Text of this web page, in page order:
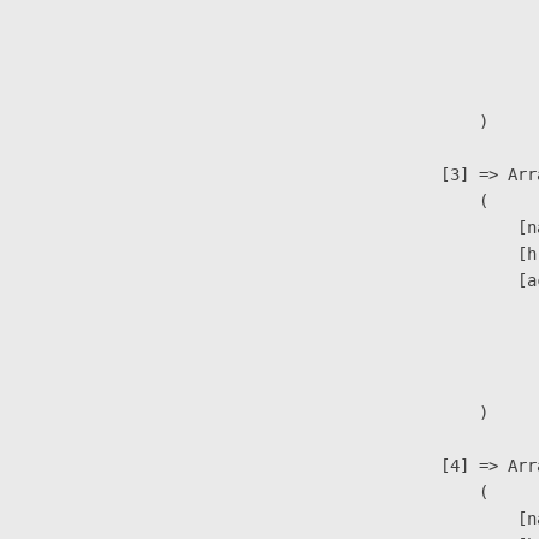
                        )
[3] =>
                        (
                        )
[4] =>
                        (